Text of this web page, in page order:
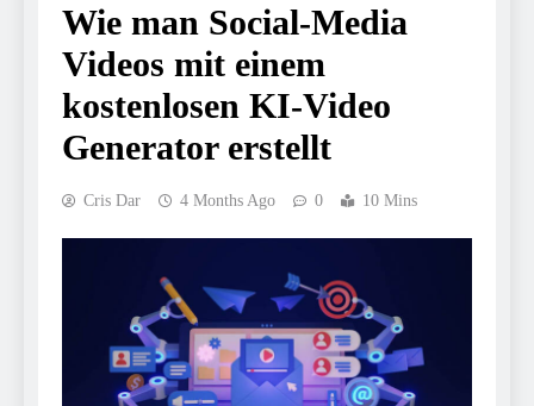
Wie man Social-Media
Videos mit einem
kostenlosen KI-Video
Generator erstellt
Cris Dar 4 Months Ago 0 10 Mins